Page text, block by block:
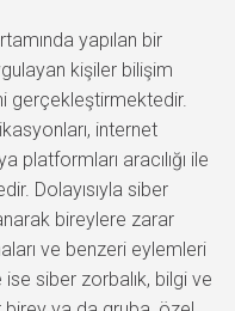
yapılan bir
kişiler bilişim
gerçekleştirmektedir.
internet
platformları aracılığı ile
Dolayısıyla siber
bireylere zarar
ve benzeri eylemleri
siber zorbalık, bilgi ve